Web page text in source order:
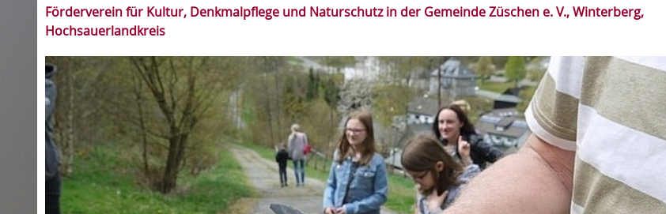
Förderverein für Kultur, Denkmalpflege und Naturschutz in der Gemeinde Züschen e. V., Winterberg,
Hochsauerlandkreis